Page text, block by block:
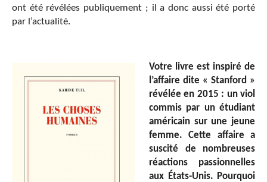
ont été révélées publiquement ; il a donc aussi été porté
par l’actualité.
Votre livre est inspiré de
l’affaire dite « Stanford »
révélée en 2015 : un viol
commis par un étudiant
américain sur une jeune
femme. Cette affaire a
suscité de nombreuses
réactions passionnelles
aux États-Unis. Pourquoi